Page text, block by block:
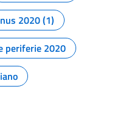
2020 (1)
periferie 2020